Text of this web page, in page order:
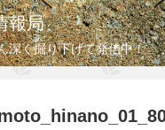
報局
深く掘り下げて発信中！